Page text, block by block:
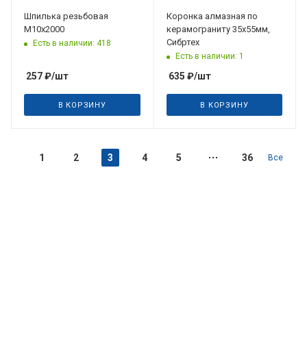
Шпилька резьбовая
М10х2000
Есть в наличии: 418
257₽/шт
В КОРЗИНУ
Коронка алмазная по
керамограниту 35х55мм,
Сибртех
Есть в наличии: 1
635 ₽/шт
В КОРЗИНУ
1 2 3 4 5 36 Все